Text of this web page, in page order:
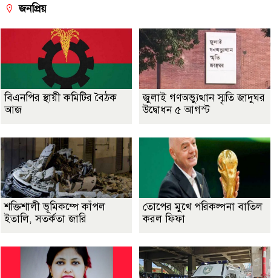
জনপ্রিয়
বিএনপির স্থায়ী কমিটির বৈঠক
আজ
জুলাই গণঅভ্যুত্থান স্মৃতি জাদুঘর
উদ্বোধন ৫ আগস্ট
শক্তিশালী ভূমিকম্পে কাঁপল
ইতালি, সতর্কতা জারি
তোপের মুখে পরিকল্পনা বাতিল
করল ফিফা